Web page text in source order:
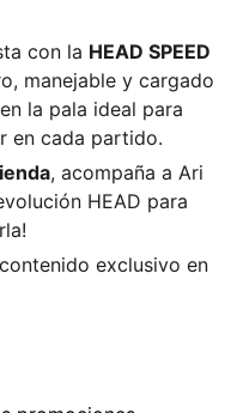
con la HEAD SPEED
manejable y cargado
la pala ideal para
en cada partido.
, acompaña a Ari
HEAD para
exclusivo en